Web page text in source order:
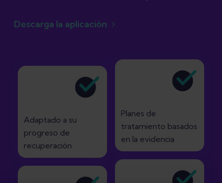
Descarga la aplicación
Planes de
tratamiento basados
en la evidencia
Adaptado a su
progreso de
recuperación